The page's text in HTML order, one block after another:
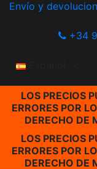
Envío y
+34
Español
LOS PRECIOS
ERRORES POR
DERECHO DE
LOS PRECIOS
ERRORES POR
DERECHO DE